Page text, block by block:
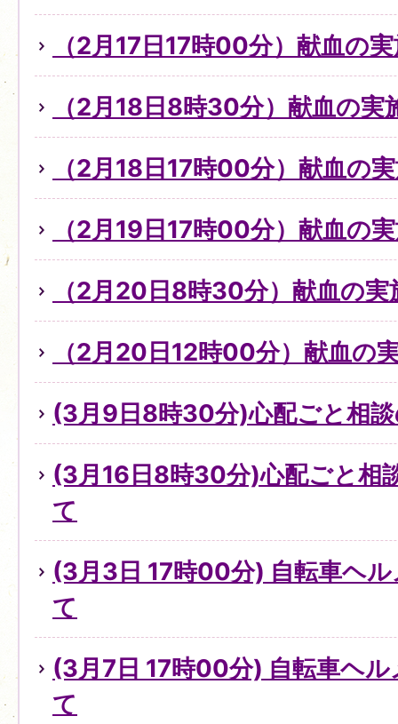
（2月17日17時00分）献血の
（2月18日8時30分）献血の実
（2月18日17時00分）献血の
（2月19日17時00分）献血の
（2月20日8時30分）献血の
（2月20日12時00分）献血の
(3月9日8時30分)心配ごと相
(3月16日8時30分)心配ごと相
て
(3月3日 17時00分) 自転車ヘ
て
(3月7日 17時00分) 自転車ヘ
て